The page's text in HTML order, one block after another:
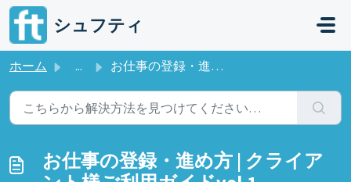
メインコンテンツに移動
シュフティ
ホーム ... お仕事の登録・進め方 | クライアント様ご利用ガイドvol.1
お仕事の登録・進め方 | クライア